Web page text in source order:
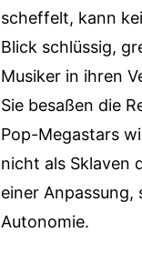
scheffelt, kann
Blick schlüssig,
Musiker in ihren
Sie besaßen die
Pop-Megastars
nicht als Sklaven
einer
Autonomie.